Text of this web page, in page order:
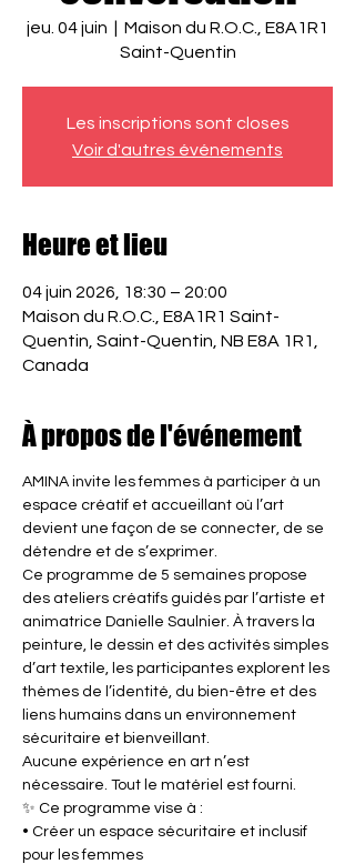
jeu. 04 juin
Maison du R.O.C., E8A1R1
Saint-Quentin
Les inscriptions sont closes
Voir d'autres événements
Heure et lieu
04 juin 2026, 18:30 – 20:00
Maison du R.O.C., E8A1R1 Saint-
Quentin, Saint-Quentin, NB E8A 1R1,
Canada
À propos de l'événement
AMINA invite les femmes à participer à un
espace créatif et accueillant où l’art
devient une façon de se connecter, de se
détendre et de s’exprimer.
Ce programme de 5 semaines propose
des ateliers créatifs guidés par l’artiste et
animatrice Danielle Saulnier. À travers la
peinture, le dessin et des activités simples
d’art textile, les participantes explorent les
thèmes de l’identité, du bien-être et des
liens humains dans un environnement
sécuritaire et bienveillant.
Aucune expérience en art n’est
nécessaire. Tout le matériel est fourni.
✨ Ce programme vise à :
• Créer un espace sécuritaire et inclusif
pour les femmes